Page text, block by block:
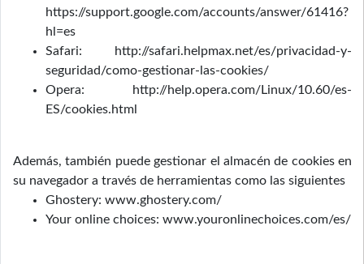
https://support.google.com/accounts/answer/61416?
hl=es
Safari: http://safari.helpmax.net/es/privacidad-y-
seguridad/como-gestionar-las-cookies/
Opera: http://help.opera.com/Linux/10.60/es-
ES/cookies.html
Además, también puede gestionar el almacén de cookies en
su navegador a través de herramientas como las siguientes
Ghostery: www.ghostery.com/
Your online choices: www.youronlinechoices.com/es/